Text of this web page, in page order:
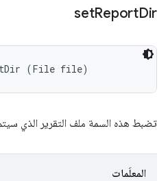
setReportDir
(File file)
تضبط هذه السمة ملف التقرير الذي
المعلَمات